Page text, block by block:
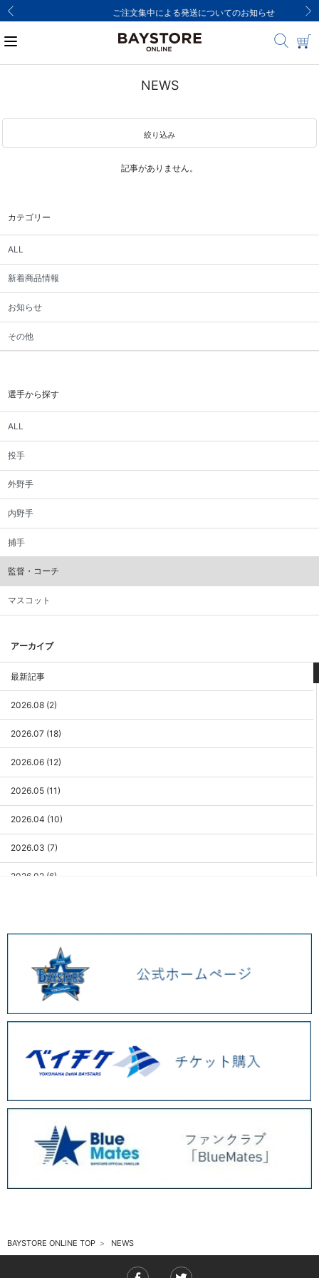
ご注文集中による発送についてのお知らせ
カテゴリー
ALL
新着商品情報
お知らせ
その他
選手から探す
ALL
投手
外野手
内野手
捕手
監督・コーチ
マスコット
アーカイブ
最新記事
2026.08 (2)
2026.07 (18)
2026.06 (12)
2026.05 (11)
2026.04 (10)
2026.03 (7)
2026.02 (6)
2025.12 (3)
2025.11 (6)
2025.10 (5)
2025.09 (5)
2025.08 (6)
2025.07 (6)
2025.05 (9)
2025.04 (9)
2025.03 (9)
2025.01 (12)
NEWS
絞り込み
記事がありません。
BAYSTORE ONLINE TOP NEWS